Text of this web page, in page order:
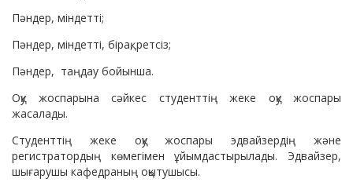
Пәндер, міндетті;
Пәндер, міндетті, бірақ, ретсіз;
Пәндер, таңдау бойынша.
Оқу жоспарына сәйкес студенттің жеке оқу жоспары
жасалады.
Студенттің жеке оқу жоспары эдвайзердің және
регистратордың көмегімен ұйымдастырылады. Эдвайзер,
шығарушы кафедраның оқытушысы.